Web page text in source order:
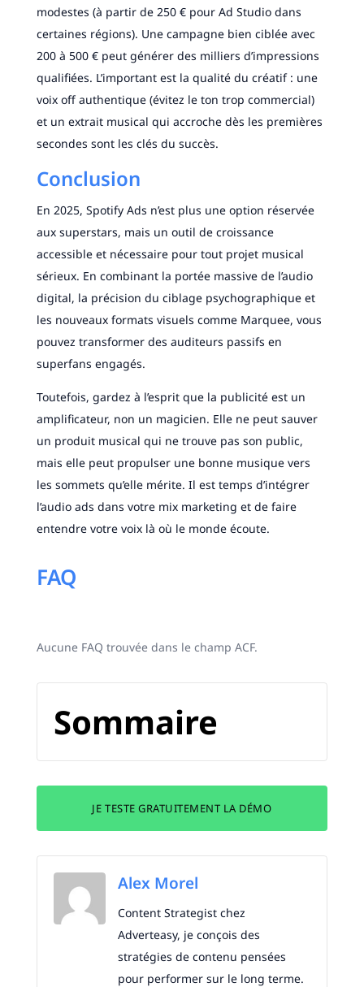
modestes (à partir de 250 € pour Ad Studio dans
certaines régions). Une campagne bien ciblée avec
200 à 500 € peut générer des milliers d’impressions
qualifiées. L’important est la qualité du créatif : une
voix off authentique (évitez le ton trop commercial)
et un extrait musical qui accroche dès les premières
secondes sont les clés du succès.
Conclusion
En 2025, Spotify Ads n’est plus une option réservée
aux superstars, mais un outil de croissance
accessible et nécessaire pour tout projet musical
sérieux. En combinant la portée massive de l’audio
digital, la précision du ciblage psychographique et
les nouveaux formats visuels comme Marquee, vous
pouvez transformer des auditeurs passifs en
superfans engagés.
Toutefois, gardez à l’esprit que la publicité est un
amplificateur, non un magicien. Elle ne peut sauver
un produit musical qui ne trouve pas son public,
mais elle peut propulser une bonne musique vers
les sommets qu’elle mérite. Il est temps d’intégrer
l’audio ads dans votre mix marketing et de faire
entendre votre voix là où le monde écoute.
FAQ
Aucune FAQ trouvée dans le champ ACF.
Sommaire
JE TESTE GRATUITEMENT LA DÉMO
Alex Morel
Content Strategist chez
Adverteasy, je conçois des
stratégies de contenu pensées
pour performer sur le long terme.